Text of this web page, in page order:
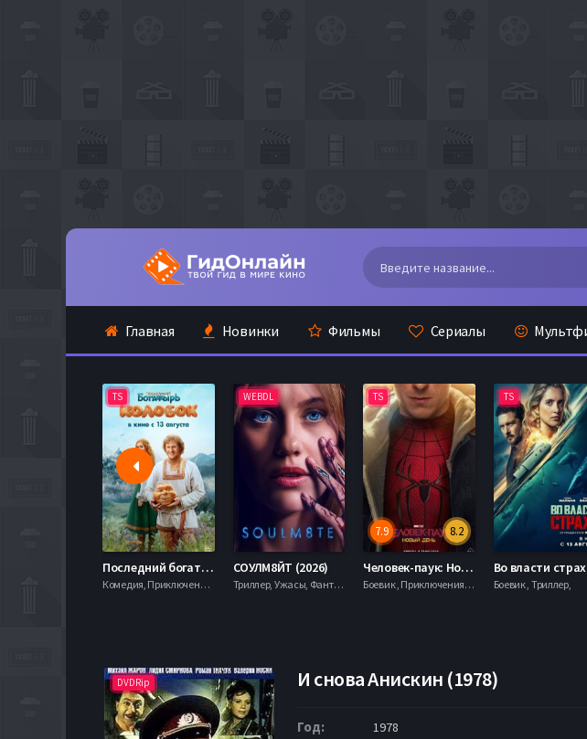
Главная Новинки Фильмы Сериалы
TS
Последний богатырь. Колобок (2026)
Комедия, Приключения, Фэнтези,
WEBDL
СОУЛМ8ЙТ (2026)
Триллер, Ужасы, Фантастика,
TS
8.2
7.9
Человек-паук: Новый день (2026)
Боевик , Приключения, Фантастика, Фэнтези,
TS
Боевик , Триллер,
DVDRip И снова Анискин (1978)
Год: 1978